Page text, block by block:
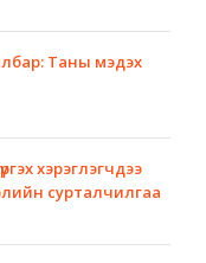
Таны мэдэх
хэрэглэгчдээ
сурталчилгаа